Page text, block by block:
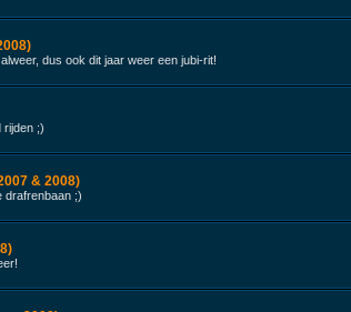
dus ook dit jaar weer een jubi-rit!
rijden ;)
& 2008)
drafrenbaan ;)